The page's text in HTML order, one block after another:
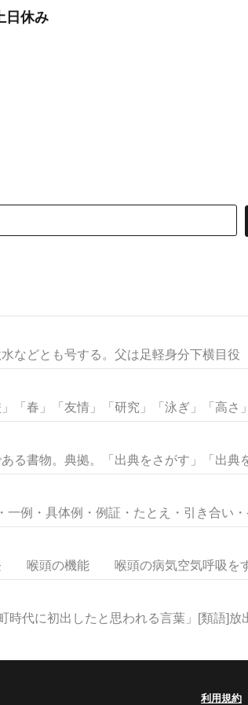
日休み
などとも号する。父は足軽身分下横目役
「春」「友情」「研究」「泳ぎ」「高さ
る書物。典拠。「出典をさがす」「出典
例・具体例・例証・たとえ・引き合い
頭の機能 喉頭の病気空気呼吸をす
時代に初出したと思われる言葉」[類語]放
利用規約